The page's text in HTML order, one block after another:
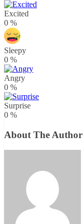
Excited
0 %
Sleepy
0 %
Angry
0 %
Surprise
0 %
About The Author